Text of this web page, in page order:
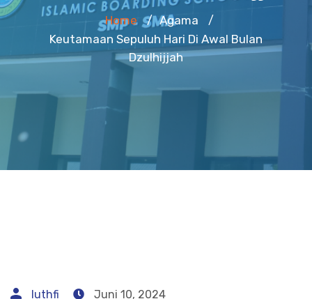
Home / Agama /
Keutamaan Sepuluh Hari Di Awal Bulan
Dzulhijjah
luthfi
Juni 10, 2024